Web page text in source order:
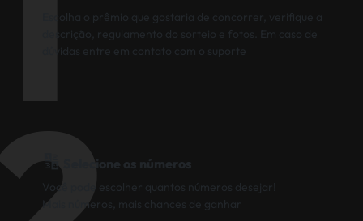
Escolha o prêmio que gostaria de concorrer, verifique a
descrição, regulamento do sorteio e fotos. Em caso de
dúvidas entre em contato com o suporte
🔢 Selecione os números
Você pode escolher quantos números desejar!
Mais números, mais chances de ganhar